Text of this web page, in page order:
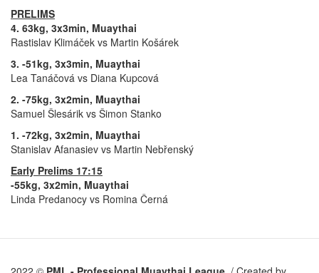
PRELIMS
4. 63kg, 3x3min, Muaythai
Rastislav Klimáček vs Martin Košárek
3. -51kg, 3x3min, Muaythai
Lea Tanáčová vs Diana Kupcová
2. -75kg, 3x2min, Muaythai
Samuel Šlesárik vs Šimon Stanko
1. -72kg, 3x2min, Muaythai
Stanislav Afanasiev vs Martin Nebřenský
Early Prelims 17:15
-55kg, 3x2min, Muaythai
Linda Predanocy vs Romina Černá